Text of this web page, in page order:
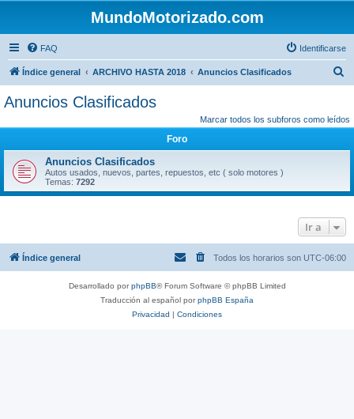
MundoMotorizado.com
FAQ Identificarse
Índice general ARCHIVO HASTA 2018 Anuncios Clasificados
c
Anuncios Clasificados
Marcar todos los subforos como leídos
Foro
Anuncios Clasificados
Autos usados, nuevos, partes, repuestos, etc ( solo motores )
Temas: 7292
Ir a
Índice general Todos los horarios son UTC-06:00
Desarrollado porphpBB® Forum Software © phpBB Limited
Traducción al español porphpBB España
Privacidad | Condiciones